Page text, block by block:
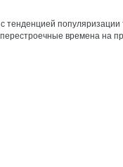
тенденцией
времена на